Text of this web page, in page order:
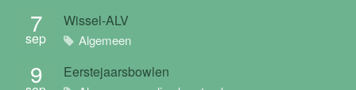
7
sep
Wissel-ALV
Algemeen
9 Eerstejaarsbowlen